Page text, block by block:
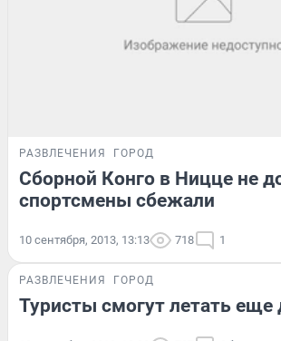
РАЗВЛЕЧЕНИЯ ГОРОД
Сборной Конго в Ницце не
спортсмены сбежали
10 сентября, 2013, 13:13 718 1
РАЗВЛЕЧЕНИЯ ГОРОД
Туристы смогут летать еще